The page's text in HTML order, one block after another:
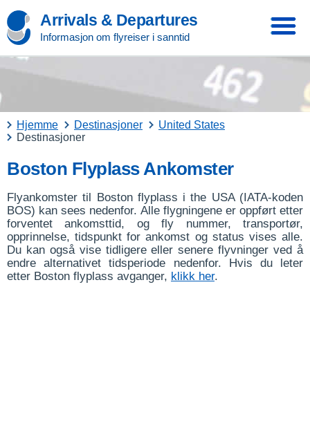
Arrivals & Departures
Informasjon om flyreiser i sanntid
Hjemme Destinasjoner
United States
Destinasjoner
Boston Flyplass Ankomster
Flyankomster til Boston flyplass i the USA (IATA-koden
BOS) kan sees nedenfor. Alle flygningene er oppført etter
forventet ankomsttid, og fly nummer, transportør,
opprinnelse, tidspunkt for ankomst og status vises alle.
Du kan også vise tidligere eller senere flyvninger ved å
endre alternativet tidsperiode nedenfor. Hvis du leter
etter Boston flyplass avganger, klikk her.